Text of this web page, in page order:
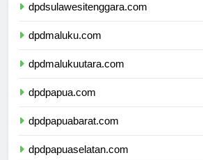
dpdsulawesitenggara.com
dpdmaluku.com
dpdmalukuutara.com
dpdpapua.com
dpdpapuabarat.com
dpdpapuaselatan.com